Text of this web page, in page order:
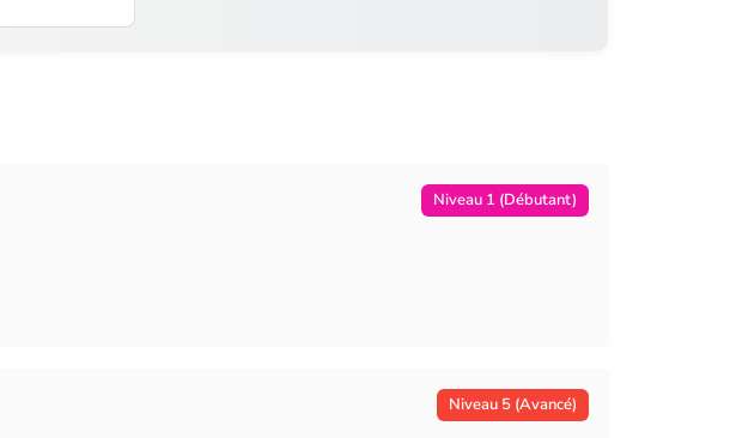
Niveau 1 (Débutant)
Niveau 5 (Avancé)